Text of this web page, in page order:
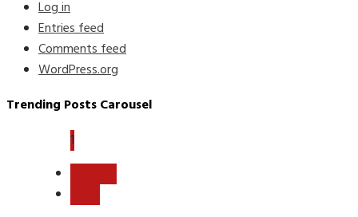
Log in
Entries feed
Comments feed
WordPress.org
Trending Posts Carousel
1